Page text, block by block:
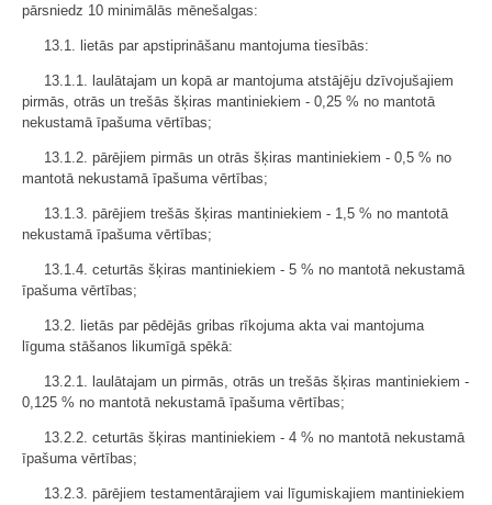
pārsniedz 10 minimālās mēnešalgas:
13.1. lietās par apstiprināšanu mantojuma tiesībās:
13.1.1. laulātajam un kopā ar mantojuma atstājēju dzīvojušajiem
pirmās, otrās un trešās šķiras mantiniekiem - 0,25 % no mantotā
nekustamā īpašuma vērtības;
13.1.2. pārējiem pirmās un otrās šķiras mantiniekiem - 0,5 % no
mantotā nekustamā īpašuma vērtības;
13.1.3. pārējiem trešās šķiras mantiniekiem - 1,5 % no mantotā
nekustamā īpašuma vērtības;
13.1.4. ceturtās šķiras mantiniekiem - 5 % no mantotā nekustamā
īpašuma vērtības;
13.2. lietās par pēdējās gribas rīkojuma akta vai mantojuma
līguma stāšanos likumīgā spēkā:
13.2.1. laulātajam un pirmās, otrās un trešās šķiras mantiniekiem -
0,125 % no mantotā nekustamā īpašuma vērtības;
13.2.2. ceturtās šķiras mantiniekiem - 4 % no mantotā nekustamā
īpašuma vērtības;
13.2.3. pārējiem testamentārajiem vai līgumiskajiem mantiniekiem